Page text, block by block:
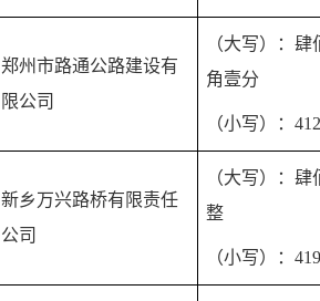
郑州市路通公路建设有
限公司
（大写）：
角壹分
（小写）：
新乡万兴路桥有限责任
公司
（大写）：
整
（小写）：